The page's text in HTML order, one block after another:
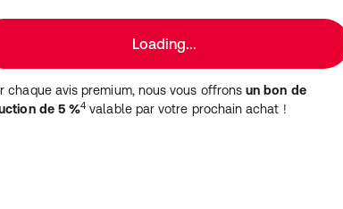
Loading...
chaque avis premium, nous vous offronsun bon de
de 5 %4 valable par votre prochain achat !